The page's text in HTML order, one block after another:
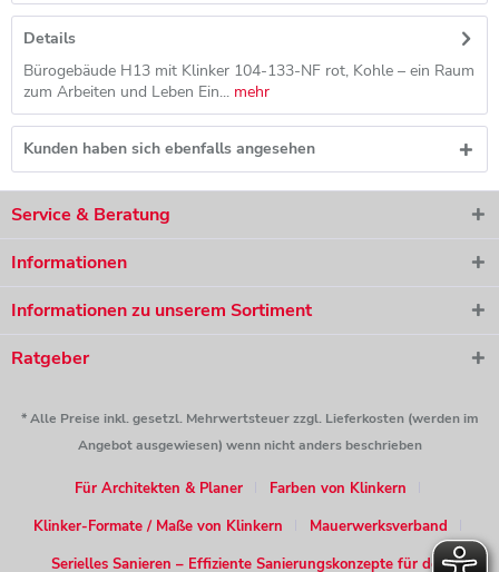
Details
Bürogebäude H13 mit Klinker 104-133-NF rot, Kohle – ein Raum
zum Arbeiten und Leben Ein... mehr
Kunden haben sich ebenfalls angesehen
Service & Beratung
Informationen
Informationen zu unserem Sortiment
Ratgeber
* Alle Preise inkl. gesetzl. Mehrwertsteuer zzgl. Lieferkosten (werden im
Angebot ausgewiesen) wenn nicht anders beschrieben
Für Architekten & Planer
Farben von Klinkern
Klinker-Formate / Maße von Klinkern
Mauerwerksverband
Serielles Sanieren – Effiziente Sanierungskonzepte für den